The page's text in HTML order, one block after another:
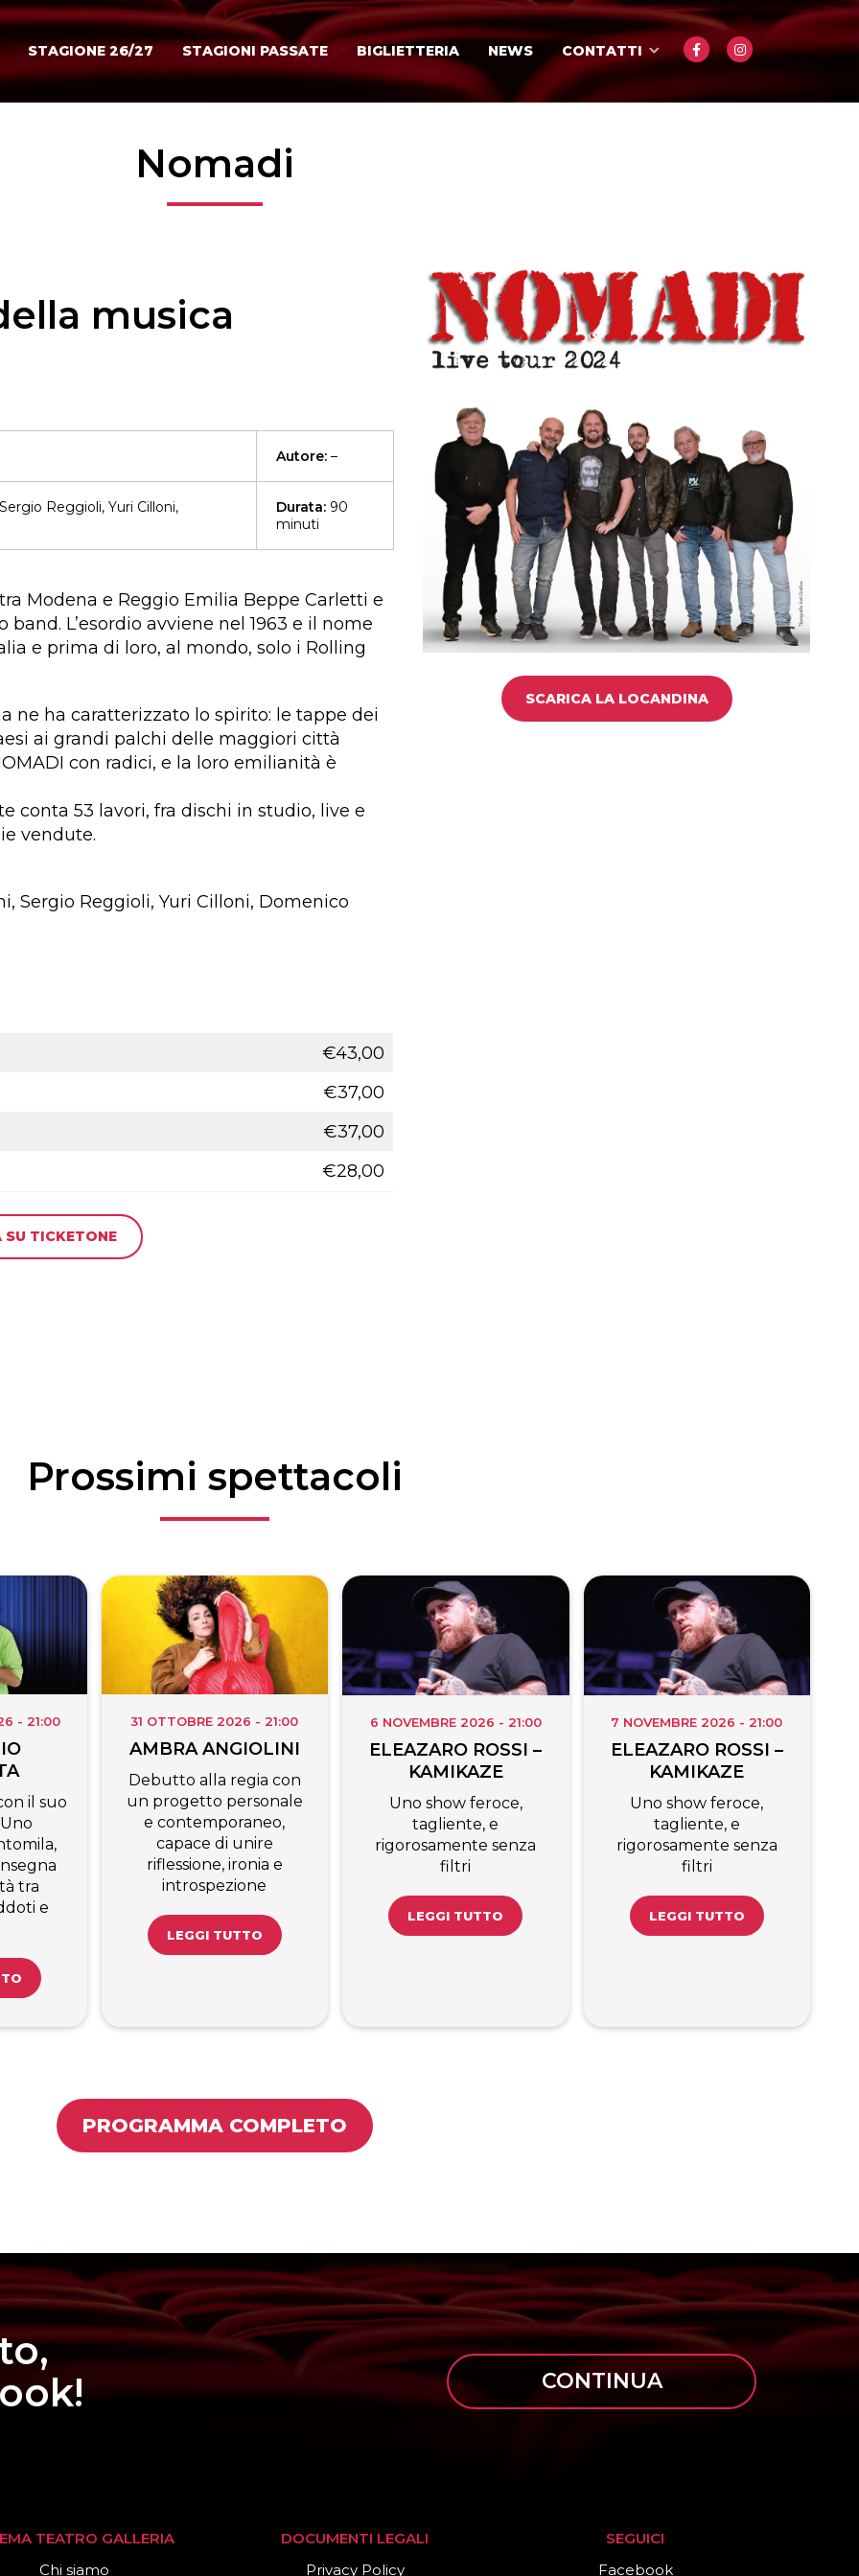
STAGIONE 26/27 STAGIONI PASSATE BIGLIETTERIA NEWS CONTATTI
Nomadi
musica
Autore: –
Reggioli, Yuri Cilloni,
Durata: 90
minuti
Modena e Reggio Emilia Beppe Carletti e
L’esordio avviene nel 1963 e il nome
e prima di loro, al mondo, solo i Rolling
ne ha caratterizzato lo spirito: le tappe dei
ai grandi palchi delle maggiori città
con radici, e la loro emilianità è
conta 53 lavori, fra dischi in studio, live e
vendute.
Sergio Reggioli, Yuri Cilloni, Domenico
€43,00
€37,00
€37,00
€28,00
TICKETONE
SCARICA LA LOCANDINA
Prossimi spettacoli
- 21:00
il suo
tra
e
31 OTTOBRE 2026 - 21:00
AMBRA ANGIOLINI
Debutto alla regia con
un progetto personale
e contemporaneo,
capace di unire
riflessione, ironia e
introspezione
LEGGI TUTTO
6 NOVEMBRE 2026 - 21:00
ELEAZARO ROSSI –
KAMIKAZE
Uno show feroce,
tagliente, e
rigorosamente senza
filtri
LEGGI TUTTO
7 NOVEMBRE 2026 - 21:00
ELEAZARO ROSSI –
KAMIKAZE
Uno show feroce,
tagliente, e
rigorosamente senza
filtri
LEGGI TUTTO
PROGRAMMA COMPLETO
CONTINUA
TEATRO GALLERIA
Chi siamo
DOCUMENTI LEGALI
Privacy Policy
SEGUICI
Facebook